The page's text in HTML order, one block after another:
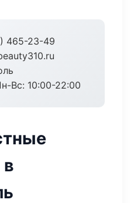
465-23-49
Вс: 10:00-22:00